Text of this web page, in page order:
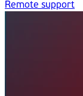
Remote support